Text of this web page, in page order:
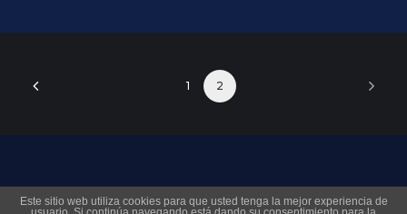
1 2
© 2026 Museo Virtual Levante UD. All rights reserved
Este sitio web utiliza cookies para que usted tenga la mejor experiencia de